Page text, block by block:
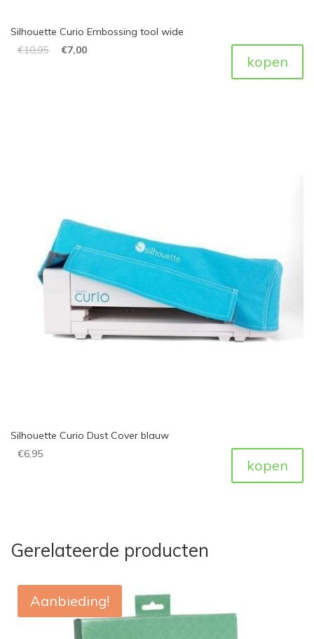
Silhouette Curio Embossing tool wide
€10,95 €7,00
kopen
Silhouette Curio Dust Cover blauw
€6,95
kopen
Gerelateerde producten
Aanbieding!